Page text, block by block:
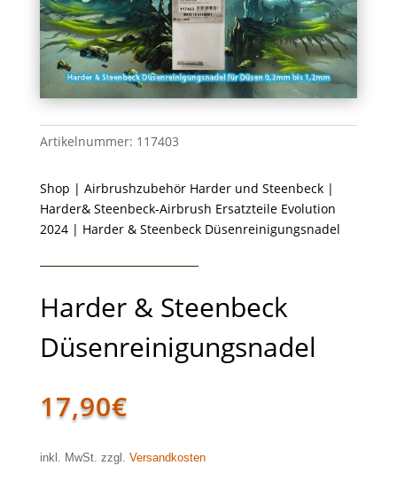
Artikelnummer: 117403
Shop | Airbrushzubehör Harder und Steenbeck|
Harder& Steenbeck-Airbrush Ersatzteile Evolution
2024| Harder & Steenbeck Düsenreinigungsnadel
Harder & Steenbeck
Düsenreinigungsnadel
17,90€
inkl. MwSt. zzgl. Versandkosten